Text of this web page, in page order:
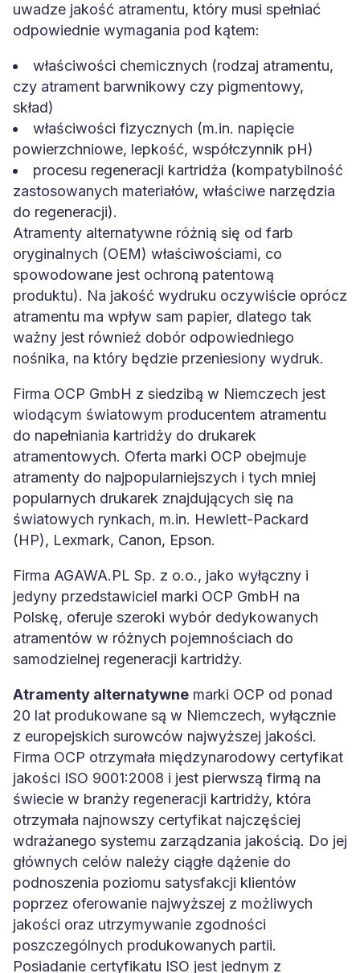
uwadze jakość atramentu, który musi spełniać
odpowiednie wymagania pod kątem:
właściwości chemicznych (rodzaj atramentu,
czy atrament barwnikowy czy pigmentowy,
skład)
właściwości fizycznych (m.in. napięcie
powierzchniowe, lepkość, współczynnik pH)
procesu regeneracji kartridża (kompatybilność
zastosowanych materiałów, właściwe narzędzia
do regeneracji).
Atramenty alternatywne różnią się od farb
oryginalnych (OEM) właściwościami, co
spowodowane jest ochroną patentową
produktu). Na jakość wydruku oczywiście oprócz
atramentu ma wpływ sam papier, dlatego tak
ważny jest również dobór odpowiedniego
nośnika, na który będzie przeniesiony wydruk.
Firma OCP GmbH z siedzibą w Niemczech jest
wiodącym światowym producentem atramentu
do napełniania kartridży do drukarek
atramentowych. Oferta marki OCP obejmuje
atramenty do najpopularniejszych i tych mniej
popularnych drukarek znajdujących się na
światowych rynkach, m.in. Hewlett-Packard
(HP), Lexmark, Canon, Epson.
Firma AGAWA.PL Sp. z o.o., jako wyłączny i
jedyny przedstawiciel marki OCP GmbH na
Polskę, oferuje szeroki wybór dedykowanych
atramentów w różnych pojemnościach do
samodzielnej regeneracji kartridży.
Atramenty alternatywne marki OCP od ponad
20 lat produkowane są w Niemczech, wyłącznie
z europejskich surowców najwyższej jakości.
Firma OCP otrzymała międzynarodowy certyfikat
jakości ISO 9001:2008 i jest pierwszą firmą na
świecie w branży regeneracji kartridży, która
otrzymała najnowszy certyfikat najczęściej
wdrażanego systemu zarządzania jakością. Do jej
głównych celów należy ciągłe dążenie do
podnoszenia poziomu satysfakcji klientów
poprzez oferowanie najwyższej z możliwych
jakości oraz utrzymywanie zgodności
poszczególnych produkowanych partii.
Posiadanie certyfikatu ISO jest jednym z